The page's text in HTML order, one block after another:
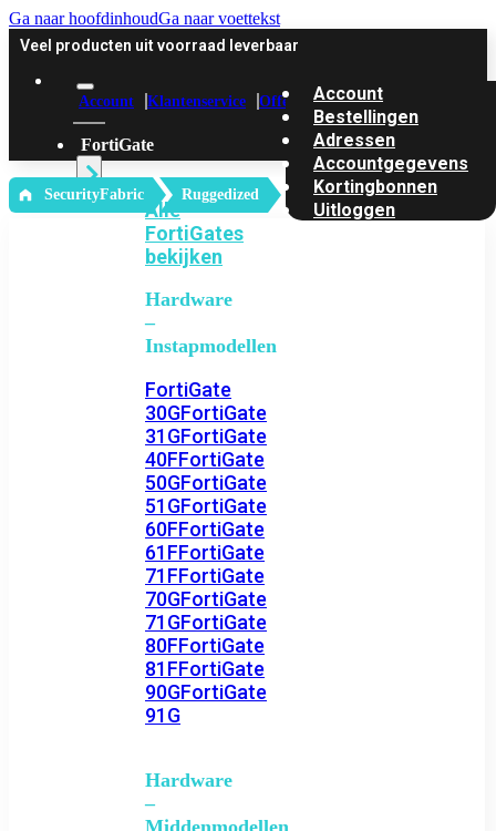
Ga naar hoofdinhoudGa naar voettekst
Veel producten uit voorraad leverbaar
Account Klantenservice Offerte
FortiGate
Alle
FortiGates
bekijken
Hardware
–
Instapmodellen
FortiGate
30GFortiGate
31GFortiGate
40FFortiGate
50GFortiGate
51GFortiGate
60FFortiGate
61FFortiGate
71FFortiGate
70GFortiGate
71GFortiGate
80FFortiGate
81FFortiGate
90GFortiGate
91G
Hardware
–
Middenmodellen
Account
Bestellingen
Adressen
Accountgegevens
Kortingbonnen
Uitloggen
‎ SecurityFabric Ruggedized